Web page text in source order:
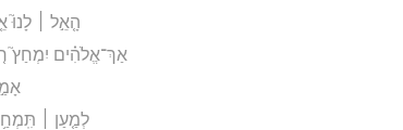
הָ֤אֵ֣ל ׀ לָנוּ֮
אַךְ־אֱלֹהִ֗ים יִמְחַץ֮
לְמַ֤עַן ׀